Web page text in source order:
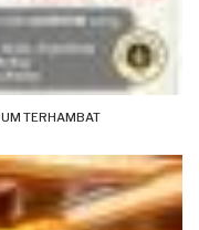
TERHAMBAT